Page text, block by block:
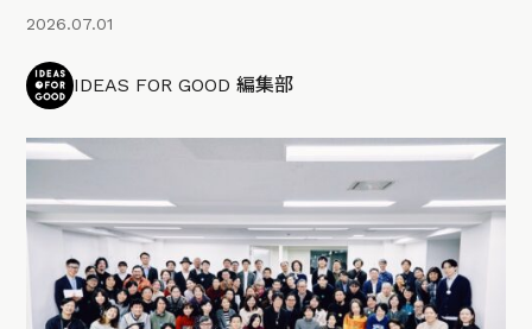
2026.07.01
IDEAS FOR GOOD 編集部